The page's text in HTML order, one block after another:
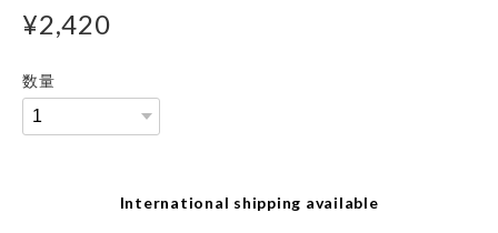
¥2,420
数量
International shipping available